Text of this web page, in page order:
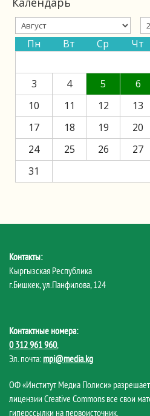
Пн Вт Ср Чт
3
4 5 6
10
11 12 13
17
18 19 20
24
25 26 27
31
Контакты:
Кыргызская Республика
г.Бишкек, ул.Панфилова, 124
Контактные номера:
0 312 961 960,
Эл. почта: mpi@media.kg
ОФ «Институт Медиа Полиси»
лицензии Creative Commons все свои
гиперссылки на первоисточник.